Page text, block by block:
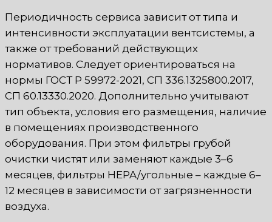
Периодичность сервиса зависит от типа и
интенсивности эксплуатации вентсистемы, а
также от требований действующих
нормативов. Следует ориентироваться на
нормы ГОСТ Р 59972-2021, СП 336.1325800.2017,
СП 60.13330.2020. Дополнительно учитывают
тип объекта, условия его размещения, наличие
в помещениях производственного
оборудования. При этом фильтры грубой
очистки чистят или заменяют каждые 3–6
месяцев, фильтры HEPA/угольные – каждые 6–
12 месяцев в зависимости от загрязненности
воздуха.